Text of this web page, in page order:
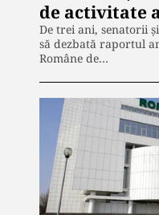
de activitate
De trei ani, senatorii
să dezbată raportul
Române de…